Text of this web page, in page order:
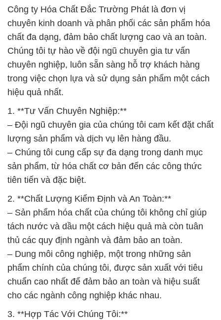
Công ty Hóa Chất Đắc Trường Phát là đơn vị
chuyên kinh doanh và phân phối các sản phẩm hóa
chất đa dạng, đảm bảo chất lượng cao và an toàn.
Chúng tôi tự hào về đội ngũ chuyên gia tư vấn
chuyên nghiệp, luôn sẵn sàng hỗ trợ khách hàng
trong việc chọn lựa và sử dụng sản phẩm một cách
hiệu quả nhất.
1. **Tư Vấn Chuyên Nghiệp:**
– Đội ngũ chuyên gia của chúng tôi cam kết đặt chất
lượng sản phẩm và dịch vụ lên hàng đầu.
– Chúng tôi cung cấp sự đa dạng trong danh mục
sản phẩm, từ hóa chất cơ bản đến các công thức
tiên tiến và đặc biệt.
2. **Chất Lượng Kiểm Định và An Toàn:**
– Sản phẩm hóa chất của chúng tôi không chỉ giúp
tách nước và dầu một cách hiệu quả mà còn tuân
thủ các quy định ngành và đảm bảo an toàn.
– Dung môi công nghiệp, một trong những sản
phẩm chính của chúng tôi, được sản xuất với tiêu
chuẩn cao nhất để đảm bảo an toàn và hiệu suất
cho các ngành công nghiệp khác nhau.
3. **Hợp Tác Với Chúng Tôi:**